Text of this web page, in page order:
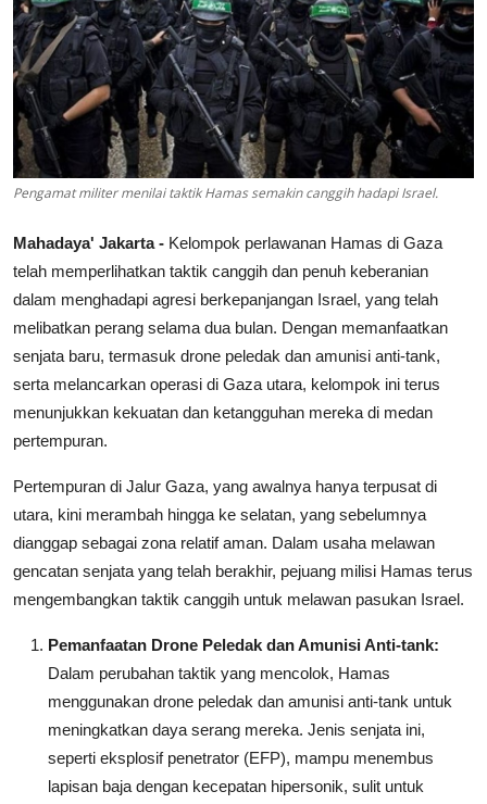
Pengamat militer menilai taktik Hamas semakin canggih hadapi Israel.
Mahadaya' Jakarta - Kelompok perlawanan Hamas di Gaza
telah memperlihatkan taktik canggih dan penuh keberanian
dalam menghadapi agresi berkepanjangan Israel, yang telah
melibatkan perang selama dua bulan. Dengan memanfaatkan
senjata baru, termasuk drone peledak dan amunisi anti-tank,
serta melancarkan operasi di Gaza utara, kelompok ini terus
menunjukkan kekuatan dan ketangguhan mereka di medan
pertempuran.
Pertempuran di Jalur Gaza, yang awalnya hanya terpusat di
utara, kini merambah hingga ke selatan, yang sebelumnya
dianggap sebagai zona relatif aman. Dalam usaha melawan
gencatan senjata yang telah berakhir, pejuang milisi Hamas terus
mengembangkan taktik canggih untuk melawan pasukan Israel.
Pemanfaatan Drone Peledak dan Amunisi Anti-tank:
Dalam perubahan taktik yang mencolok, Hamas
menggunakan drone peledak dan amunisi anti-tank untuk
meningkatkan daya serang mereka. Jenis senjata ini,
seperti eksplosif penetrator (EFP), mampu menembus
lapisan baja dengan kecepatan hipersonik, sulit untuk